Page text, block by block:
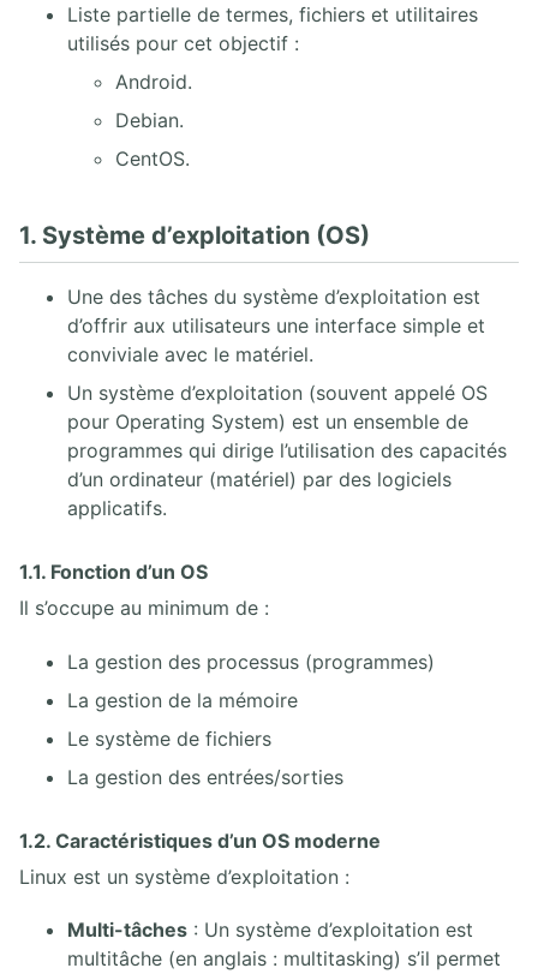
4.2. Opérations sur les fichiers
4.3. Recherche de fichiers
4.4. Archivage et compression
5.3. Permissions Linux
5.4. Access control lists (ACLs) Linux
5.5. Pluggable Authentication Modules (PAM)
6. PROCESSUS ET DÉMARRAGE
6.1. Noyau Linux
6.2. Démarrage du système Linux
6.3. Processus Linux
6.4. Console virtuelles Screen
7.2. Installation par les sources
7.4. Installations automatiques
8. SCRIPTS SHELL
8.1. Scripts Shell
9. VIRTUALISATION LINUX
10. DISQUES ET STOCKAGE LVM
Liste partielle de termes, fichiers et utilitaires
utilisés pour cet objectif :
Android.
Debian.
CentOS.
1. Système d’exploitation (OS)
Une des tâches du système d’exploitation est
d’offrir aux utilisateurs une interface simple et
conviviale avec le matériel.
Un système d’exploitation (souvent appelé OS
pour Operating System) est un ensemble de
programmes qui dirige l’utilisation des capacités
d’un ordinateur (matériel) par des logiciels
applicatifs.
1.1. Fonction d’un OS
Il s’occupe au minimum de :
La gestion des processus (programmes)
La gestion de la mémoire
Le système de fichiers
La gestion des entrées/sorties
1.2. Caractéristiques d’un OS moderne
Linux est un système d’exploitation :
Multi-tâches : Un système d’exploitation est
multitâche (en anglais : multitasking) s’il permet